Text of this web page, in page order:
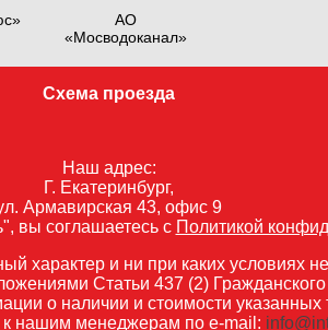
АО
«Мосводоканал»
Схема проезда
Наш адрес:
Г. Екатеринбург,
Армавирская 43, офис 9
вы соглашаетесь с Политикой
характер и ни при каких условиях
Статьи 437 (2)
о наличии и стоимости указанных
к нашим менеджерам по e-mail: